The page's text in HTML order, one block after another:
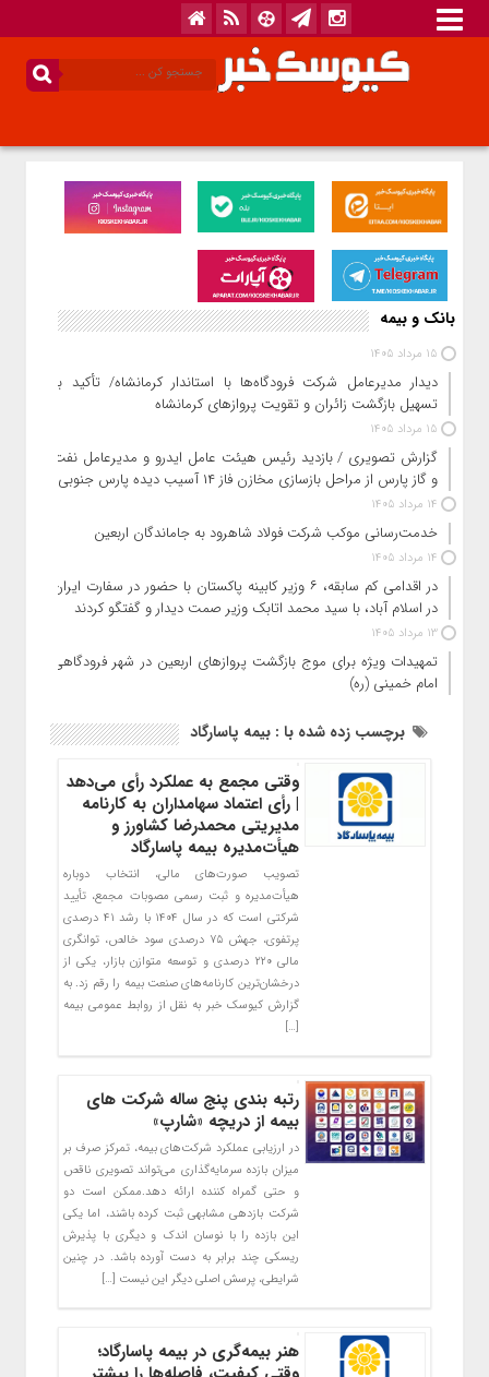
بانک و بیمه
15 مرداد 1405
دیدار مدیرعامل شرکت فرودگاه‌ها با استاندار کرمانشاه/ تأکید بر
تسهیل بازگشت زائران و تقویت پروازهای کرمانشاه
15 مرداد 1405
گزارش تصویری / بازدید رئیس هیئت عامل ایدرو و مدیرعامل نفت
و گاز پارس از مراحل بازسازی مخازن فاز ۱۴ آسیب دیده پارس جنوبی
14 مرداد 1405
خدمت‌رسانی موکب شرکت فولاد شاهرود به جاماندگان اربعین
14 مرداد 1405
در اقدامی کم سابقه، ۶ وزیر کابینه پاکستان با حضور در سفارت ایران
در اسلام آباد، با سید محمد اتابک وزیر صمت دیدار و گفتگو کردند
13 مرداد 1405
تمهیدات ویژه برای موج بازگشت پروازهای اربعین در شهر فرودگاهی
امام خمینی (ره)
برچسب زده شده با : بیمه پاسارگاد
وقتی مجمع به عملکرد رأی می‌دهد
| رأی اعتماد سهامداران به کارنامه
مدیریتی محمدرضا کشاورز و
هیأت‌مدیره بیمه پاسارگاد
تصویب صورت‌های مالی، انتخاب دوباره
هیأت‌مدیره و ثبت رسمی مصوبات مجمع، تأیید
شرکتی است که در سال ۱۴۰۴ با رشد ۴۱ درصدی
پرتفوی، جهش ۷۵ درصدی سود خالص، توانگری
مالی ۲۲۰ درصدی و توسعه متوازن بازار، یکی از
درخشان‌ترین کارنامه‌های صنعت بیمه را رقم زد. به
گزارش کیوسک خبر به نقل از روابط عمومی بیمه
[…]
رتبه بندی پنج ساله شرکت های
بیمه از دریچه «شارپ»
در ارزیابی عملکرد شرکت‌های بیمه، تمرکز صرف بر
میزان بازده سرمایه‌گذاری می‌تواند تصویری ناقص
و حتی گمراه ‌کننده ارائه دهد.ممکن است دو
شرکت بازدهی مشابهی ثبت کرده باشند، اما یکی
این بازده را با نوسان اندک و دیگری با پذیرش
ریسکی چند برابر به دست آورده باشد. در چنین
شرایطی، پرسش اصلی دیگر این نیست […]
هنر بیمه‌گری در بیمه پاسارگاد؛